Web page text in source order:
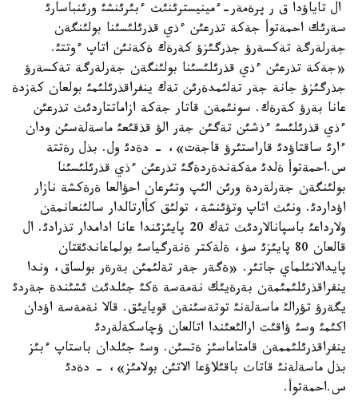
ال تاياؤدا ق ر پرةمةر-ءمينيسترئنئث ءبئرئنشئ ورئنباسارئ
سةرئك احمةتوأ جةكة تذرعئن ءذي قذرئلئسئنا بولئنگةن
جةرلةرگة تةكسةرؤ جذرگئزؤ كةرةك ةكةنئن اتاپ ءوتتئ.
«جةكة تذرعئن ءذي قذرئلئسئنا بولئنگةن جةرلةرگة تةكسةرؤ
جذرگئزؤ جانة جةر تةلئمدةرئن تةك ينفراقذرئلئمئ بولعان كةزدة
عانا بةرؤ كةرةك. سونئمةن قاتار جةكة ازاماتتاردئث تذرعئن
ءذي قذرئلئسئ ءذشئن تةگئن جةر الؤ قذقئعئ ماسةلةسئن ودان
ءارئ ساقتاؤدئ قاراستئرؤ قاجةت»، - دةدئ ول. بذل رةتتة
س.احمةتوأ ةلدئ مةكةندةردةگئ تذرعئن ءذي قذرئلئسئنا
بولئنگةن جةرلةردة ورئن الئپ وتئرعان احؤالعا ةرةكشة نازار
اؤداردئ. ونئث اتاپ وتؤئنشة، تولئق كأارتالدار سالئنعانمةن
ولارداعئ باسپانالاردئث تةك 20 پايئزئندا عانا ادامدار تذرادئ. ال
قالعان 80 پايئزئ سؤ، ةلةكتر ةنةرگياسئ بولماعاندئقتان
پايدالانئلماي جاتئر. «ةگةر جةر تةلئمئن بةرةر بولساق، وندا
ينفراقذرئلئمئمةن بةرةيئك نةمةسة ةكئ جئلدئث ئشئندة جةردئ
يگةرؤ تؤرالئ ماسةلةنئ توتةسئنةن قويايئق. قالا نةمةسة اؤدان
اكئمئ وسئ ؤاقئت ارالئعئندا اتالعان ؤچاسكةلةردئ
ينفراقذرئلئممةن قامتاماسئز ةتسئن. وسئ جئلدان باستاپ ءبئز
بذل ماسةلةنئ قاتاث باقئلاؤعا الاتئن بولامئز»، - دةدئ
س.احمةتوأ.